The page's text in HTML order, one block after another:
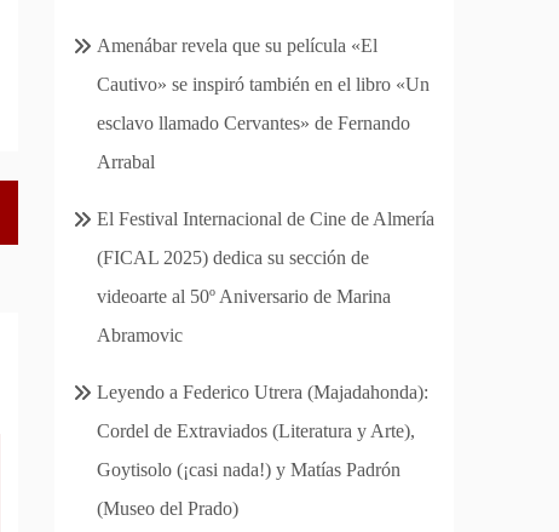
Amenábar revela que su película «El
Cautivo» se inspiró también en el libro «Un
esclavo llamado Cervantes» de Fernando
Arrabal
El Festival Internacional de Cine de Almería
(FICAL 2025) dedica su sección de
videoarte al 50º Aniversario de Marina
Abramovic
Leyendo a Federico Utrera (Majadahonda):
Cordel de Extraviados (Literatura y Arte),
Goytisolo (¡casi nada!) y Matías Padrón
(Museo del Prado)